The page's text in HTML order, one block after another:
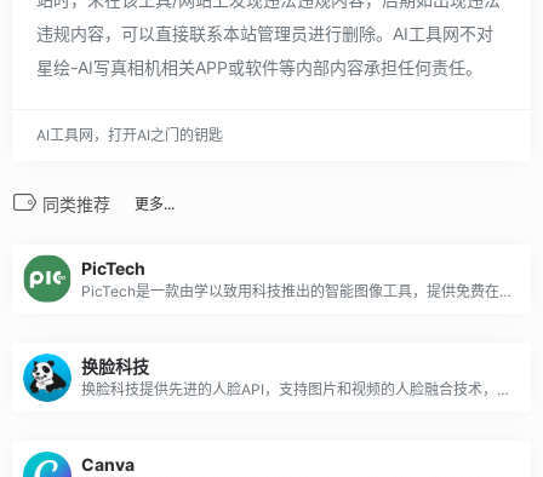
违规内容，可以直接联系本站管理员进行删除。AI工具网不对
星绘-AI写真相机相关APP或软件等内部内容承担任何责任。
AI工具网，打开AI之门的钥匙
同类推荐 更多...
PicTech
PicTech是一款由学以致用科技推出的智能图像工具，提供免费在线图片翻译和智能抠图服务，支持多种语言翻译，适用于跨境电商、教育和旅游等领域，帮助用户消除语言障碍，轻松拓展海外市场。
换脸科技
换脸科技提供先进的人脸API，支持图片和视频的人脸融合技术，满足影视、直播、娱乐等多场景需求，并为开发者和企业提供便捷的API调用及AI创意支持。
Canva